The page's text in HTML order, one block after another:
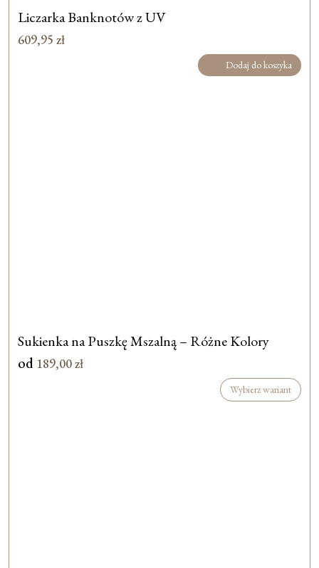
Liczarka Banknotów z UV
609,95 zł
Dodaj do koszyka
Sukienka na Puszkę Mszalną – Różne Kolory
od 189,00zł
Wybierz wariant